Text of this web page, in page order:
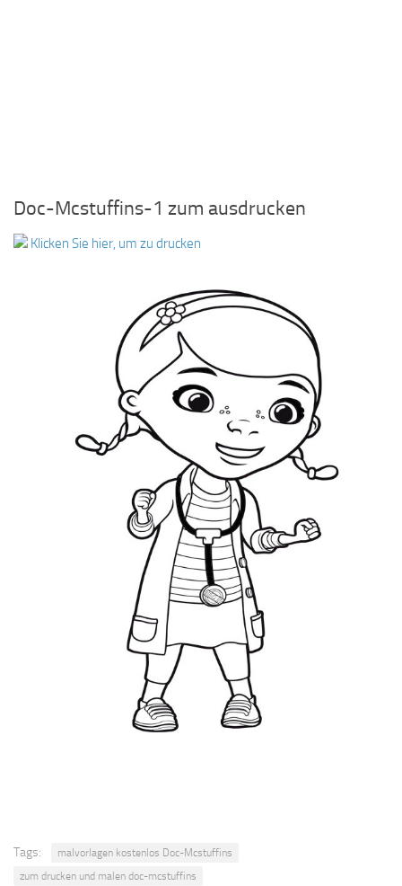
Doc-Mcstuffins-1 zum ausdrucken
Klicken Sie hier, um zu drucken
Tags:
malvorlagen kostenlos Doc-Mcstuffins
zum drucken und malen doc-mcstuffins